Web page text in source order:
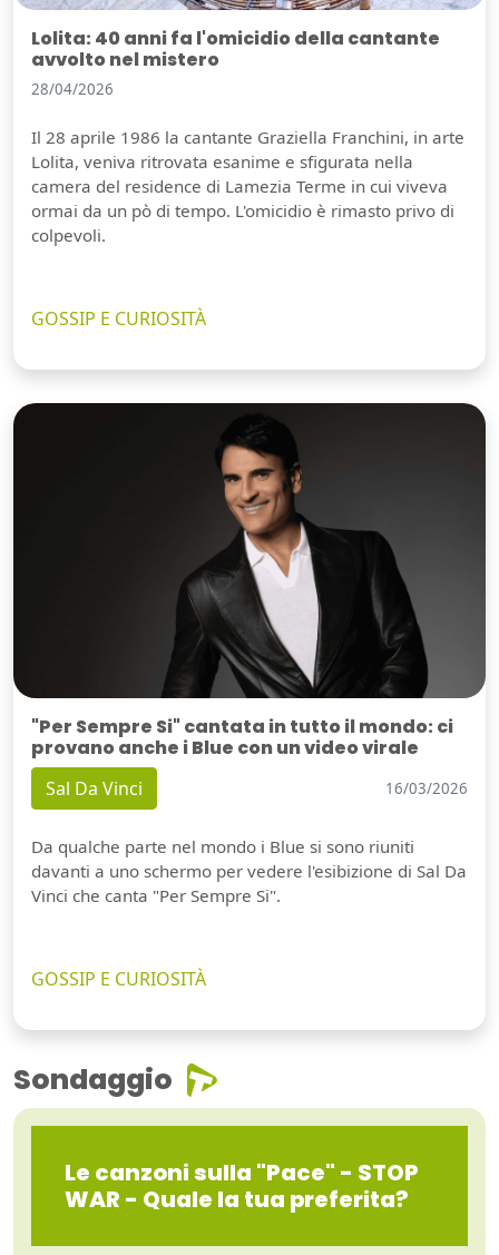
Lolita: 40 anni fa l'omicidio della cantante
avvolto nel mistero
28/04/2026
Il 28 aprile 1986 la cantante Graziella Franchini, in arte
Lolita, veniva ritrovata esanime e sfigurata nella
camera del residence di Lamezia Terme in cui viveva
ormai da un pò di tempo. L'omicidio è rimasto privo di
colpevoli.
GOSSIP E CURIOSITÀ
"Per Sempre Si" cantata in tutto il mondo: ci
provano anche i Blue con un video virale
Sal Da Vinci 16/03/2026
Da qualche parte nel mondo i Blue si sono riuniti
davanti a uno schermo per vedere l'esibizione di Sal Da
Vinci che canta "Per Sempre Si".
GOSSIP E CURIOSITÀ
Sondaggio
Le canzoni sulla "Pace" - STOP
WAR - Quale la tua preferita?